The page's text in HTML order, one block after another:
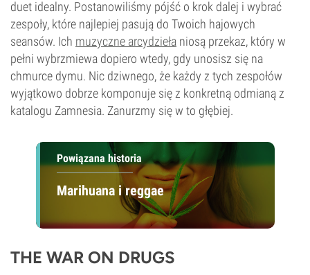
duet idealny. Postanowiliśmy pójść o krok dalej i wybrać
zespoły, które najlepiej pasują do Twoich hajowych
seansów. Ich muzyczne arcydzieła niosą przekaz, który w
pełni wybrzmiewa dopiero wtedy, gdy unosisz się na
chmurce dymu. Nic dziwnego, że każdy z tych zespołów
wyjątkowo dobrze komponuje się z konkretną odmianą z
katalogu Zamnesia. Zanurzmy się w to głębiej.
Powiązana historia
Marihuana i reggae
THE WAR ON DRUGS